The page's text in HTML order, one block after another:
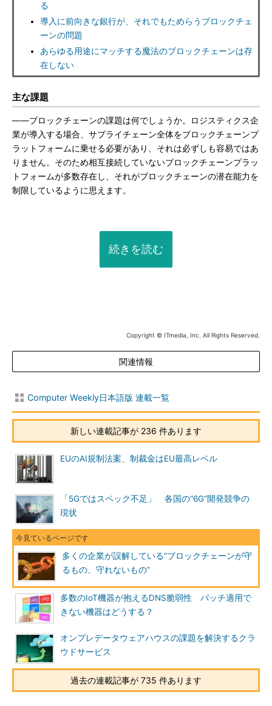
る
導入に前向きな銀行が、それでもためらうブロックチェ
ーンの問題
あらゆる用途にマッチする魔法のブロックチェーンは存
在しない
主な課題
――ブロックチェーンの課題は何でしょうか。ロジスティクス企
業が導入する場合、サプライチェーン全体をブロックチェーンプ
ラットフォームに乗せる必要があり、それは必ずしも容易ではあ
りません。そのため相互接続していないブロックチェーンプラッ
トフォームが多数存在し、それがブロックチェーンの潜在能力を
制限しているように思えます。
続きを読む
Copyright © ITmedia, Inc. All Rights Reserved.
関連情報
Computer Weekly日本語版 連載一覧
新しい連載記事が 236 件あります
EUのAI規制法案、制裁金はEU最高レベル
「5Gではスペック不足」 各国の“6G”開発競争の
現状
多くの企業が誤解している“ブロックチェーンが守
るもの、守れないもの”
多数のIoT機器が抱えるDNS脆弱性 パッチ適用で
きない機器はどうする？
オンプレデータウェアハウスの課題を解決するクラ
ウドサービス
過去の連載記事が 735 件あります